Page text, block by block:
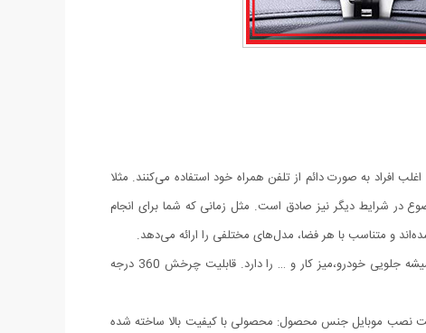
افراد به صورت دائم از تلفن همراه خود استفاده می‌کنند. مثلا
در شرایط دیگر نیز صادق است. مثل زمانی که شما برای انجام
و متناسب با هر فضا، مدل‌های مختلفی را ارائه می‌دهد.
هولدر موبایل جلو داشبورد و سایه بان با کیفیت عالی و طراحی زیبا می باشد. قابلیت چسبندگی بر روی هر سطحی از جمله داشبورد خودرو، شیشه جلویی خودرو،میز کار و … را دارد. قابلیت چرخش 360 درجه
اسیب جهت نصب موبایل جنس محصول: محصولی با کیفیت بالا ساخته شده